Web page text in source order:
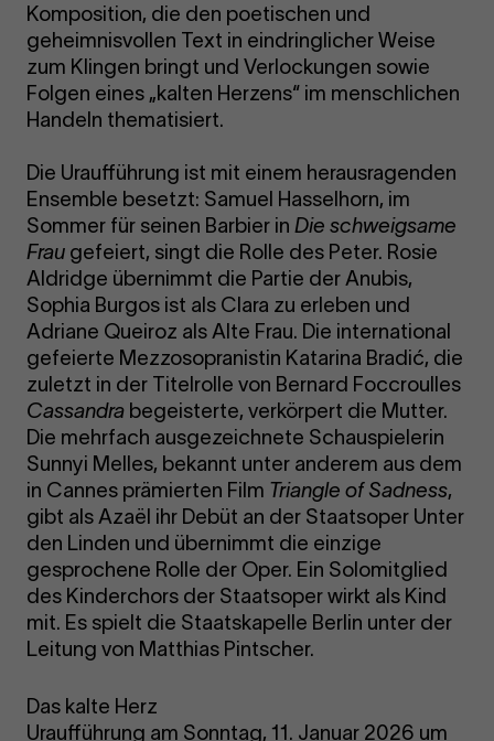
Komposition, die den poetischen und
geheimnisvollen Text in eindringlicher Weise
zum Klingen bringt und Verlockungen sowie
Folgen eines „kalten Herzens“ im menschlichen
Handeln thematisiert.
Die Uraufführung ist mit einem herausragenden
Ensemble besetzt: Samuel Hasselhorn, im
Sommer für seinen Barbier in Die schweigsame
Frau gefeiert, singt die Rolle des Peter. Rosie
Aldridge übernimmt die Partie der Anubis,
Sophia Burgos ist als Clara zu erleben und
Adriane Queiroz als Alte Frau. Die international
gefeierte Mezzosopranistin Katarina Bradić, die
zuletzt in der Titelrolle von Bernard Foccroulles
Cassandra begeisterte, verkörpert die Mutter.
Die mehrfach ausgezeichnete Schauspielerin
Sunnyi Melles, bekannt unter anderem aus dem
in Cannes prämierten Film Triangle of Sadness,
gibt als Azaël ihr Debüt an der Staatsoper Unter
den Linden und übernimmt die einzige
gesprochene Rolle der Oper. Ein Solomitglied
des Kinderchors der Staatsoper wirkt als Kind
mit. Es spielt die Staatskapelle Berlin unter der
Leitung von Matthias Pintscher.
Das kalte Herz
Uraufführung am Sonntag, 11. Januar 2026 um